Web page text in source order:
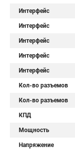
Интерфейс
Интерфейс
Интерфейс
Интерфейс
Интерфейс
Кол-во разъемов
Кол-во разъемов
КПД
Мощность
Напряжение